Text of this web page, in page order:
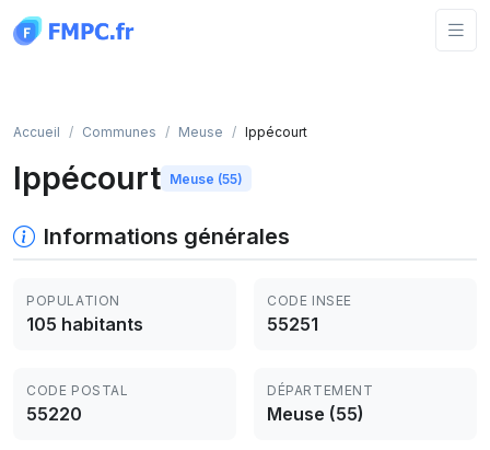
Accueil Communes Meuse Ippécourt
Ippécourt Meuse (55)
Informations générales
POPULATION
105 habitants
CODE INSEE
55251
CODE POSTAL
55220
DÉPARTEMENT
Meuse (55)
Panneau de gestion des cookies